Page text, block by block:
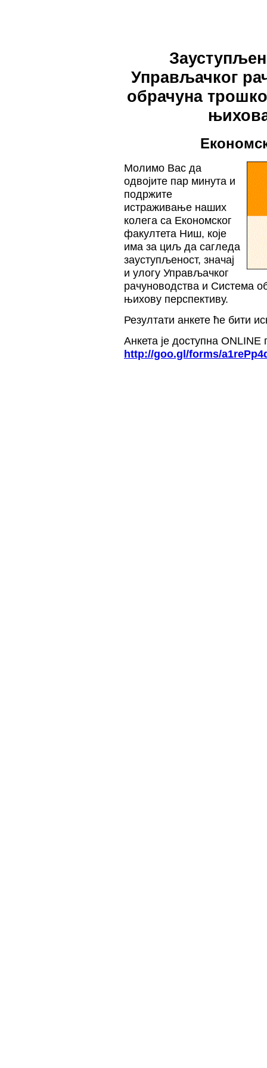
Управљачког
обрачуна
Молимо Вас да
одвојите пар минута и
подржите
истраживање наших
колега са Економског
факултета Ниш, које
има за циљ да сагледа
зауступљеност, значај
и улогу Управљачког
рачуноводства и Система
њихову перспективу.
Резултати анкете ће бити
Анкета је доступна ONLINE
http://goo.gl/forms/